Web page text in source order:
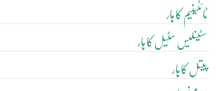
ٹائٹینیم کا ہار
سٹینلیس سٹیل کا ہار
پیتل کا ہار